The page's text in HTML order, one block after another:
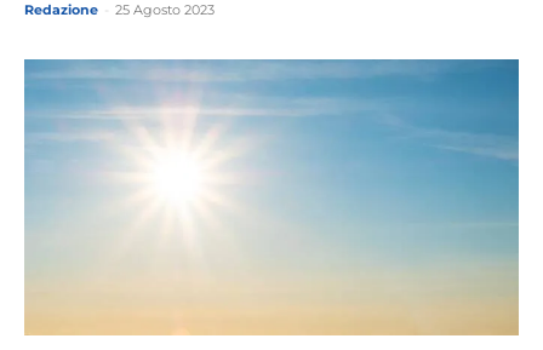
Redazione 25 Agosto 2023